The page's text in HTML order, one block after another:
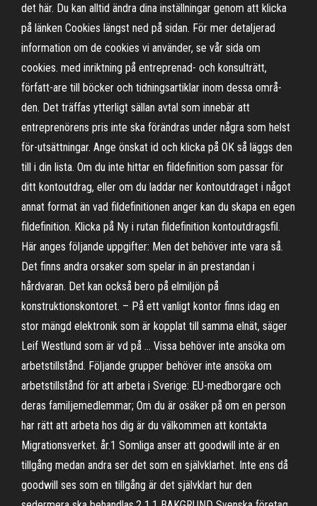
det här. Du kan alltid ändra dina inställningar genom att klicka
på länken Cookies längst ned på sidan. För mer detaljerad
information om de cookies vi använder, se vår sida om
cookies. med inriktning på entreprenad- och konsulträtt,
författ-are till böcker och tidningsartiklar inom dessa områ-
den. Det träffas ytterligt sällan avtal som innebär att
entreprenörens pris inte ska förändras under några som helst
för-utsättningar. Ange önskat id och klicka på OK så läggs den
till i din lista. Om du inte hittar en fildefinition som passar för
ditt kontoutdrag, eller om du laddar ner kontoutdraget i något
annat format än vad fildefinitionen anger kan du skapa en egen
fildefinition. Klicka på Ny i rutan fildefinition kontoutdragsfil.
Här anges följande uppgifter: Men det behöver inte vara så.
Det finns andra orsaker som spelar in än prestandan i
hårdvaran. Det kan också bero på elmiljön på
konstruktionskontoret. – På ett vanligt kontor finns idag en
stor mängd elektronik som är kopplat till samma elnät, säger
Leif Westlund som är vd på … Vissa behöver inte ansöka om
arbets­till­stånd. Följande grupper behöver inte ansöka om
arbetstillstånd för att arbeta i Sverige: EU-medborgare och
deras familjemedlemmar; Om du är osäker på om en person
har rätt att arbeta hos dig är du välkommen att kontakta
Migrationsverket. år.1 Somliga anser att goodwill inte är en
tillgång medan andra ser det som en självklarhet. Inte ens då
goodwill ses som en tillgång är det självklart hur den